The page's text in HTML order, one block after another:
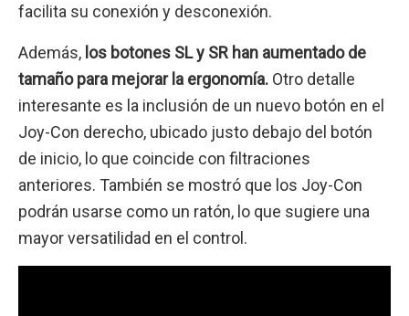
facilita su conexión y desconexión.
Además, los botones SL y SR han aumentado de
tamaño para mejorar la ergonomía. Otro detalle
interesante es la inclusión de un nuevo botón en el
Joy-Con derecho, ubicado justo debajo del botón
de inicio, lo que coincide con filtraciones
anteriores. También se mostró que los Joy-Con
podrán usarse como un ratón, lo que sugiere una
mayor versatilidad en el control.